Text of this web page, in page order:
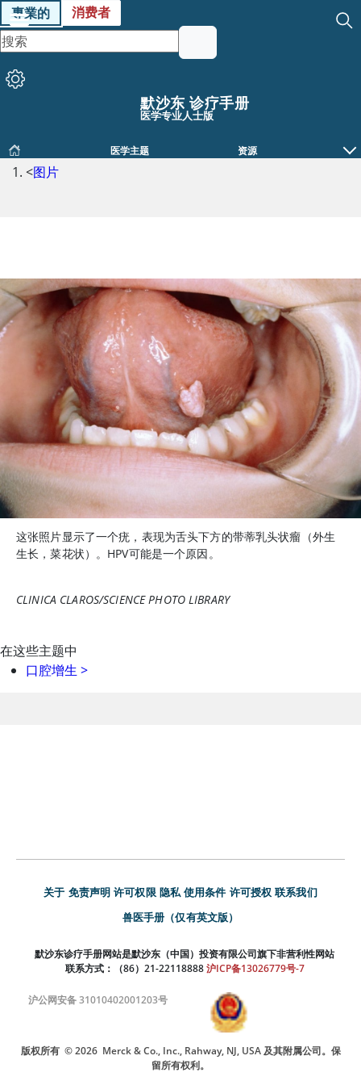
專業的 消费者
默沙东 诊疗手册
医学专业人士版
医学主题 资源
<图片
这张照片显示了一个疣，表现为舌头下方的带蒂乳头状瘤（外生
生长，菜花状）。HPV可能是一个原因。
CLINICA CLAROS/SCIENCE PHOTO LIBRARY
在这些主题中
口腔增生>
关于 免责声明 许可权限 隐私 使用条件 许可授权 联系我们
兽医手册（仅有英文版）
默沙东诊疗手册网站是默沙东（中国）投资有限公司旗下非营利性网站
联系方式：（86）21-22118888 沪ICP备13026779号-7
沪公网安备 31010402001203号
版权所有 © 2026 Merck & Co., Inc., Rahway, NJ, USA 及其附属公司。保
留所有权利。